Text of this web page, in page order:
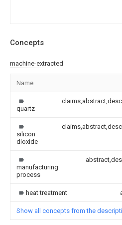
Concepts
machine-extracted
Name
quartz
silicon
dioxide
manufacturing
process
heat treatment
Show all concepts from the